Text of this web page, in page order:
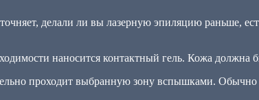
делали ли вы лазерную эпиляцию раньше,
наносится контактный гель. Кожа должна
проходит выбранную зону вспышками.